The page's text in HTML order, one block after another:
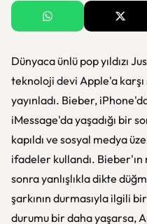
Dünyaca ünlü pop yıldızı
teknoloji devi Apple'a
yayınladı. Bieber,
iMessage'da yaşadığı bir
kapıldı ve sosyal medya
ifadeler kullandı.
sonra yanlışlıkla dikte
şarkının durmasıyla ilgili
durumu bir daha yaşarsa,